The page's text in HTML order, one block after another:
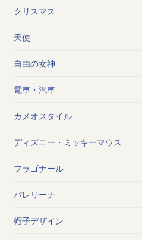
クリスマス
天使
自由の女神
電車・汽車
カメオスタイル
ディズニー・ミッキーマウス
フラゴナール
バレリーナ
帽子デザイン